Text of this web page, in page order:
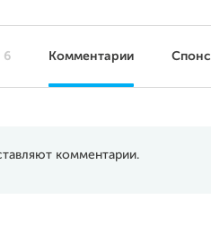
6 Комментарии
комментарии.